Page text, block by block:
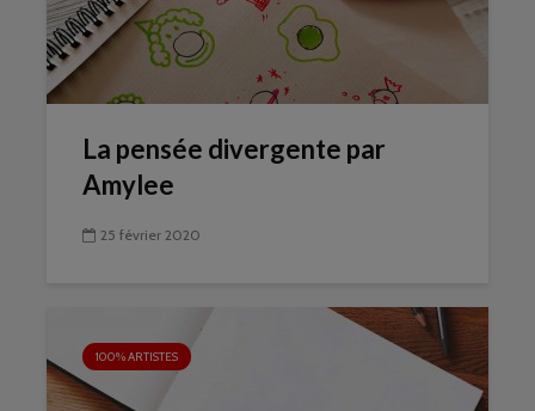
La pensée divergente par
Amylee
25 février 2020
100% ARTISTES